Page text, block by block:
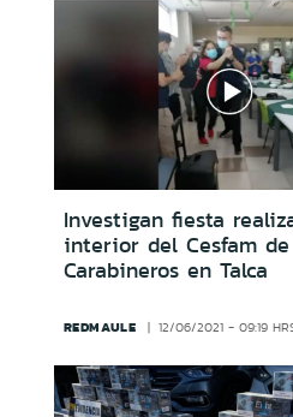
Investigan fiesta
interior del Cesfam de
Carabineros en Talca
REDMAULE 12/06/2021 - 09:19